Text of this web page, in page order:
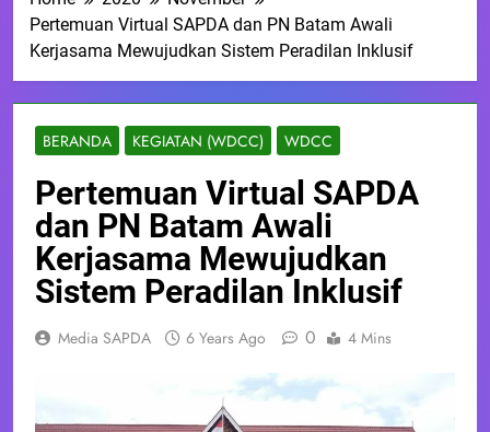
Pertemuan Virtual SAPDA dan PN Batam Awali
Kerjasama Mewujudkan Sistem Peradilan Inklusif
BERANDA KEGIATAN (WDCC) WDCC
Pertemuan Virtual SAPDA
dan PN Batam Awali
Kerjasama Mewujudkan
Sistem Peradilan Inklusif
Media SAPDA 6 Years Ago 0 4 Mins